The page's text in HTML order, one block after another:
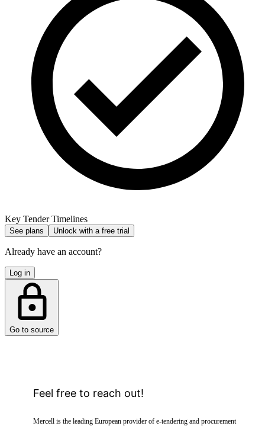
Key Tender Timelines
See plans Unlock with a free trial
Already have an account?
Log in
Go to source
Feel free to reach out!
Mercell is the leading European provider of e-tendering and procurement